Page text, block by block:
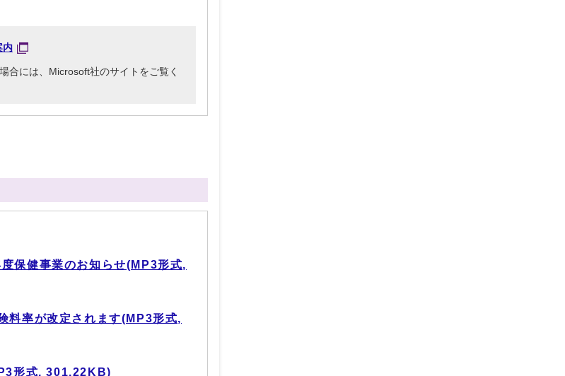
内
合には、Microsoft社のサイトをご覧く
保健事業のお知らせ(MP3形式,
料率が改定されます(MP3形式,
形式, 301.22KB)